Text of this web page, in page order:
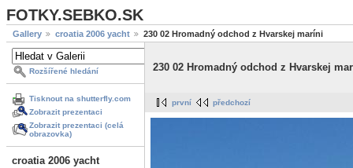
FOTKY.SEBKO.SK
Gallery croatia 2006 yacht 230 02 Hromadný odchod z Hvarskej maríni
Rozšířené hledání
Tisknout na shutterfly.com
Zobrazit prezentaci
Zobrazit prezentaci (celá
obrazovka)
croatia 2006 yacht
230 02 Hromadný odchod z Hvarskej
první předchozí